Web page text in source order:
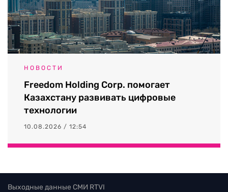
НОВОСТИ
Freedom Holding Corp. помогает
Казахстану развивать цифровые
технологии
10.08.2026 / 12:54
Выходные данные СМИ RTVI